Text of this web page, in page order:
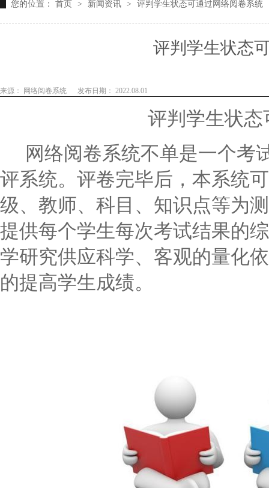
您的位置： 首页 > 新闻资讯 > 评判学生状态可通过网络阅卷系统
评判学生状态
来源： 网络阅卷系统 发布日期： 2022.08.01
评判学生状
网络阅卷系统不单是一个考
评系统。评卷完毕后，本系统
级、教师、科目、知识点等为
提供每个学生每次考试结果的
学研究供应科学、客观的量化
的提高学生成绩。